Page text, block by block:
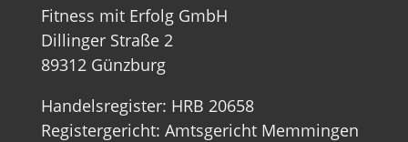
Fitness mit Erfolg GmbH
Dillinger Straße 2
89312 Günzburg
Handelsregister: HRB 20658
Registergericht: Amtsgericht Memmingen